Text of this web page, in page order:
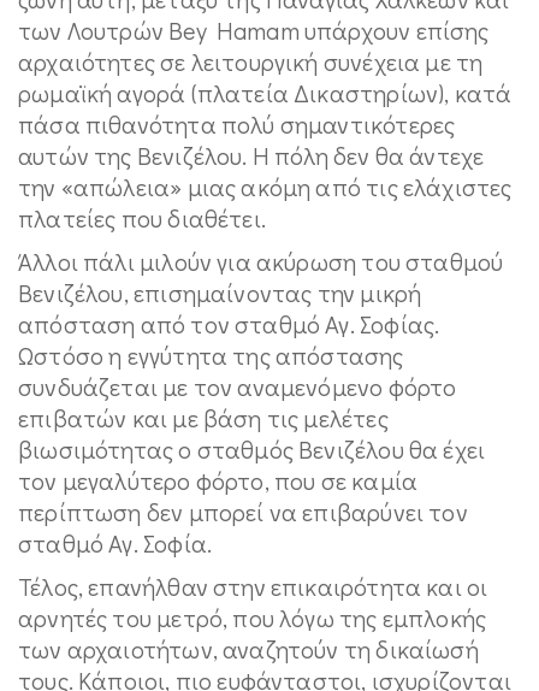
των Λουτρών Bey Hamam υπάρχουν επίσης
αρχαιότητες σε λειτουργική συνέχεια με τη
ρωμαϊκή αγορά (πλατεία Δικαστηρίων), κατά
πάσα πιθανότητα πολύ σημαντικότερες
αυτών της Βενιζέλου. Η πόλη δεν θα άντεχε
την «απώλεια» μιας ακόμη από τις ελάχιστες
πλατείες που διαθέτει.
Άλλοι πάλι μιλούν για ακύρωση του σταθμού
Βενιζέλου, επισημαίνοντας την μικρή
απόσταση από τον σταθμό Αγ. Σοφίας.
Ωστόσο η εγγύτητα της απόστασης
συνδυάζεται με τον αναμενόμενο φόρτο
επιβατών και με βάση τις μελέτες
βιωσιμότητας ο σταθμός Βενιζέλου θα έχει
τον μεγαλύτερο φόρτο, που σε καμία
περίπτωση δεν μπορεί να επιβαρύνει τον
σταθμό Αγ. Σοφία.
Τέλος, επανήλθαν στην επικαιρότητα και οι
αρνητές του μετρό, που λόγω της εμπλοκής
των αρχαιοτήτων, αναζητούν τη δικαίωσή
τους. Κάποιοι, πιο ευφάνταστοι, ισχυρίζονται